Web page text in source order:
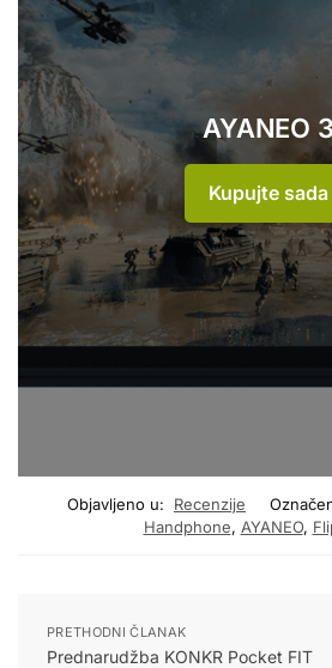
AYANEO 3
Kupujte sada
Objavljeno u: Recenzije
Handphone, AYANEO,
PRETHODNI ČLANAK
Prednarudžba KONKR Pocket FIT